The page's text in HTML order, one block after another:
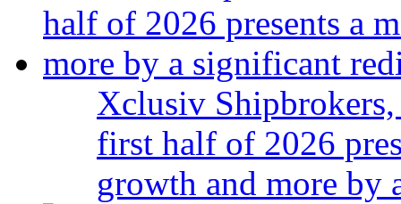
Xclusiv
first half of 2026
growth and more